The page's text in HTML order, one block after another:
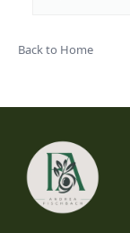
Back to Home